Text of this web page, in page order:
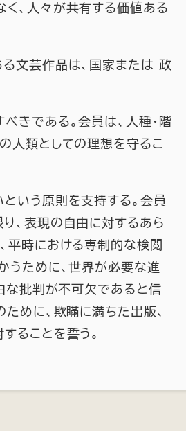
、人々が共有する価値ある
文芸作品は、国家または 政
きである。会員は、人種・階
人類としての理想を守るこ
いう原則を支持する。会員
、表現の自由に対するあら
平時における専制的な検閲
うために、世界が必要な進
な批判が不可欠であると信
めに、欺瞞に満ちた出版、
ることを誓う。